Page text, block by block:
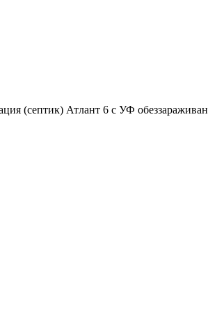
(септик) Атлант 6 с УФ